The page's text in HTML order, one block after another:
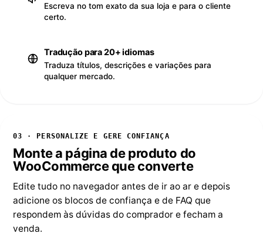
Escreva no tom exato da sua loja e para o cliente
certo.
Tradução para 20+ idiomas
Traduza títulos, descrições e variações para
qualquer mercado.
03 · PERSONALIZE E GERE CONFIANÇA
Monte a página de produto do
WooCommerce que converte
Edite tudo no navegador antes de ir ao ar e depois
adicione os blocos de confiança e de FAQ que
respondem às dúvidas do comprador e fecham a
venda.